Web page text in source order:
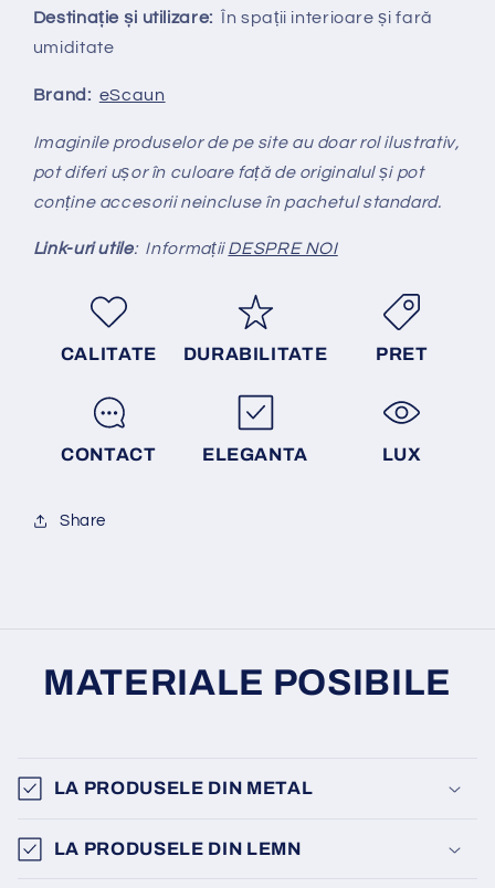
Destinație și utilizare: În spații interioare și fară
umiditate
Brand: eScaun
Imaginile produselor de pe site au doar rol ilustrativ,
pot diferi ușor în culoare față de originalul și pot
conține accesorii neincluse în pachetul standard.
Link-uri utile: InformațiiDESPRE NOI
CALITATE DURABILITATE PRET
CONTACT ELEGANTA LUX
Share
MATERIALE POSIBILE
LA PRODUSELE DIN METAL
LA PRODUSELE DIN LEMN